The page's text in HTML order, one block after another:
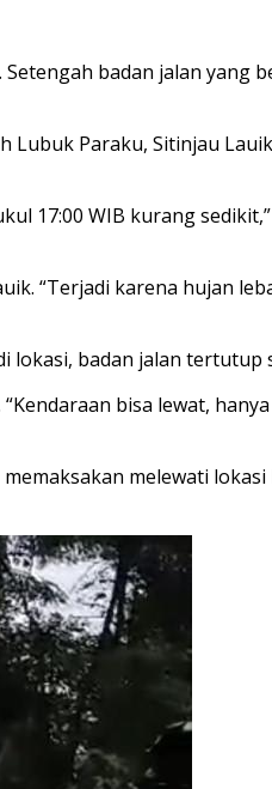
badan jalan yang
Paraku, Sitinjau
17:00 WIB kurang
“Terjadi karena hujan
lokasi, badan jalan tertutup
bisa lewat,
melewati